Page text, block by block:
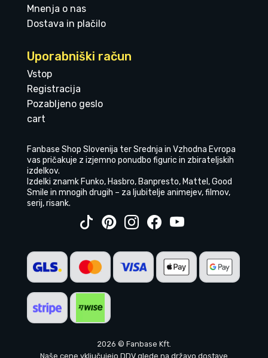
Mnenja o nas
Dostava in plačilo
Uporabniški račun
Vstop
Registracija
Pozabljeno geslo
cart
Fanbase Shop Slovenija ter Srednja in Vzhodna Evropa
vas pričakuje z izjemno ponudbo figuric in zbirateljskih
izdelkov.
Izdelki znamk Funko, Hasbro, Banpresto, Mattel, Good
Smile in mnogih drugih – za ljubitelje animejev, filmov,
serij, risank.
2026 © Fanbase Kft.
Naše cene vključujejo DDV glede na državo dostave